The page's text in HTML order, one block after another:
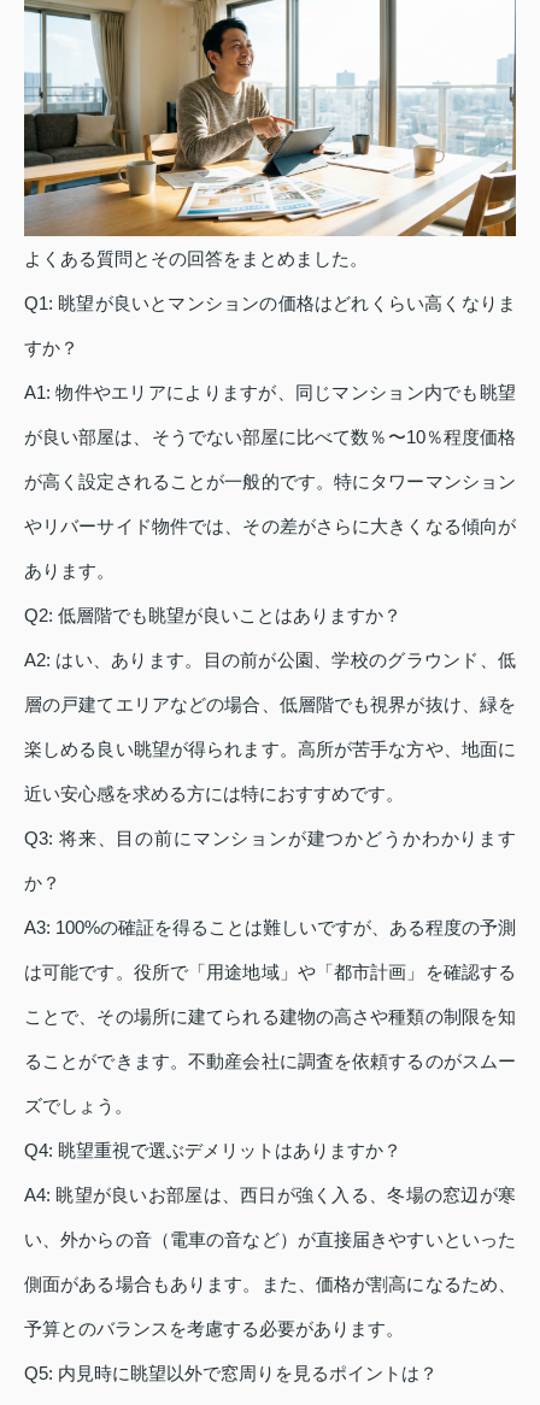
よくある質問とその回答をまとめました。
Q1: 眺望が良いとマンションの価格はどれくらい高くなりま
すか？
A1: 物件やエリアによりますが、同じマンション内でも眺望
が良い部屋は、そうでない部屋に比べて数％〜10％程度価格
が高く設定されることが一般的です。特にタワーマンション
やリバーサイド物件では、その差がさらに大きくなる傾向が
あります。
Q2: 低層階でも眺望が良いことはありますか？
A2: はい、あります。目の前が公園、学校のグラウンド、低
層の戸建てエリアなどの場合、低層階でも視界が抜け、緑を
楽しめる良い眺望が得られます。高所が苦手な方や、地面に
近い安心感を求める方には特におすすめです。
Q3: 将来、目の前にマンションが建つかどうかわかります
か？
A3: 100%の確証を得ることは難しいですが、ある程度の予測
は可能です。役所で「用途地域」や「都市計画」を確認する
ことで、その場所に建てられる建物の高さや種類の制限を知
ることができます。不動産会社に調査を依頼するのがスムー
ズでしょう。
Q4: 眺望重視で選ぶデメリットはありますか？
A4: 眺望が良いお部屋は、西日が強く入る、冬場の窓辺が寒
い、外からの音（電車の音など）が直接届きやすいといった
側面がある場合もあります。また、価格が割高になるため、
予算とのバランスを考慮する必要があります。
Q5: 内見時に眺望以外で窓周りを見るポイントは？